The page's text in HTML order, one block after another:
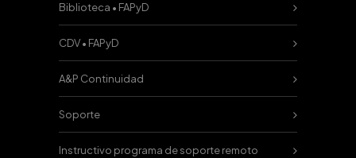
Biblioteca • FAPyD
CDV • FAPyD
A&P Continuidad
Soporte
Instructivo programa de soporte remoto